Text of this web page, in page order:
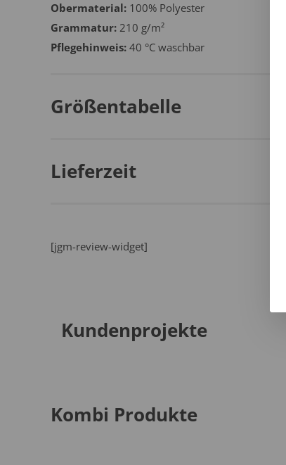
Obermaterial: 100% Polyester
Grammatur: 210 g/m²
Pflegehinweis: 40 °C waschbar
Größentabelle
Lieferzeit
[jgm-review-widget]
Kundenprojekte
Kombi Produkte